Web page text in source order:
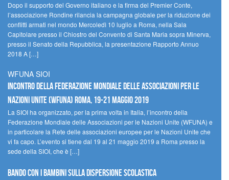
Dopo il supporto del Governo italiano e la firma del Premier Conte,
l’associazione Rondine rilancia la campagna globale per la riduzione dei
conflitti armati nel mondo Mercoledì 10 luglio a Roma, nella Sala
Capitolare presso il Chiostro del Convento di Santa Maria sopra Minerva,
presso il Senato della Repubblica, la presentazione Rapporto Annuo
2018 A […]
WFUNA SIOI
Incontro della Federazione Mondiale delle Associazioni per le
Nazioni Unite (WFUNA) Roma, 19-21 maggio 2019
La SIOI ha organizzato, per la prima volta in Italia, l’incontro della
Federazione Mondiale delle Associazioni per le Nazioni Unite (WFUNA) e
in particolare la Rete delle associazioni europee per le Nazioni Unite che
vi fa capo. L’evento si tiene dal 19 al 21 maggio 2019 a Roma presso la
sede della SIOI, che è […]
Bando Con i Bambini sulla dispersione scolastica